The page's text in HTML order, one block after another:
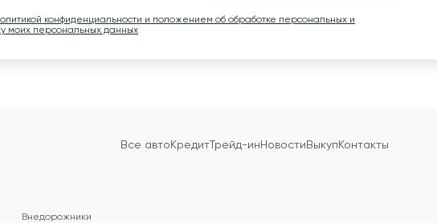
конфиденциальности и положением об обработке персональных и
моих персональных данных
Все автоКредитТрейд-инНовостиВыкупКонтакты
Внедорожники